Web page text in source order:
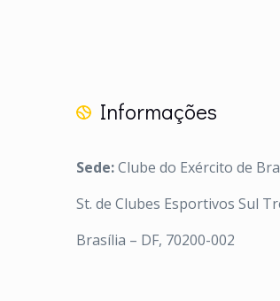
Informações
Sede:Clube do Exército de
St. de Clubes Esportivos Sul
Brasília – DF, 70200-002